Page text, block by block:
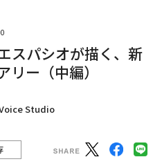
スパシオが描く、新
リー（中編）
Studio